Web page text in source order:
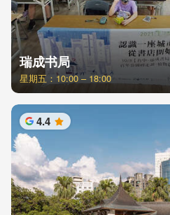
瑞成书局
星期五：10:00 – 18:00
4.4 星